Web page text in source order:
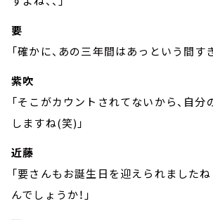
要
「確かに、あの三年間はあっという間す
紫吹
「そこがカウントされてないから、自分
しますね(笑)」
近藤
「要さんもお誕生日を迎えられましたね
んでしょうか！」